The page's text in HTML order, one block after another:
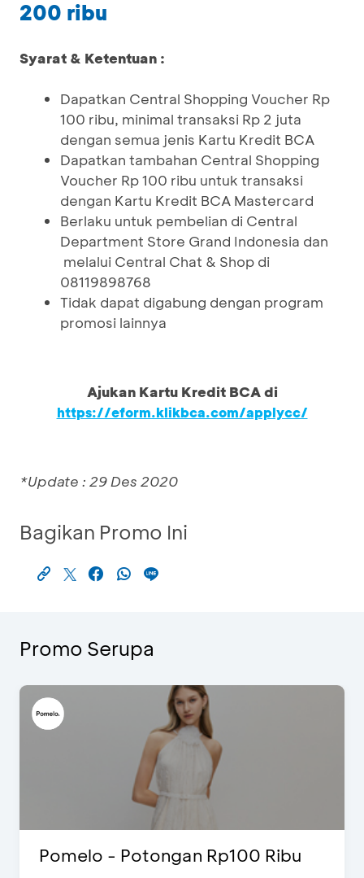
200 ribu
Syarat & Ketentuan :
Dapatkan Central Shopping Voucher Rp
100 ribu, minimal transaksi Rp 2 juta
dengan semua jenis Kartu Kredit BCA
Dapatkan tambahan Central Shopping
Voucher Rp 100 ribu untuk transaksi
dengan Kartu Kredit BCA Mastercard
Berlaku untuk pembelian di Central
Department Store Grand Indonesia dan
melalui Central Chat & Shop di
08119898768
Tidak dapat digabung dengan program
promosi lainnya
Ajukan Kartu Kredit BCA di
https://eform.klikbca.com/applycc/
*Update : 29 Des 2020
Bagikan Promo Ini
Promo Serupa
Pomelo - Potongan Rp100 Ribu